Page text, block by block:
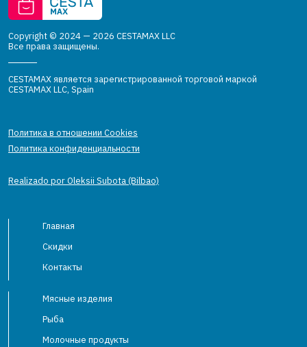
Copyright © 2024 — 2026 CESTAMAX LLC
Все права защищены.
CESTAMAX является зарегистрированной торговой маркой
CESTAMAX LLC, Spain
Политика в отношении Cookies
Политика конфиденциальности
Realizado por Oleksii Subota (Bilbao)
Главная
Скидки
Контакты
Мясные изделия
Рыба
Молочные продукты